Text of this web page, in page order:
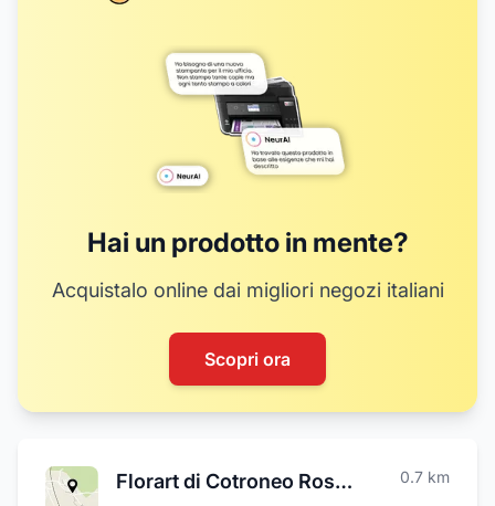
Hai un prodotto in mente?
Acquistalo online dai migliori negozi italiani
Scopri ora
Florart di Cotroneo Rossana 0.7 km